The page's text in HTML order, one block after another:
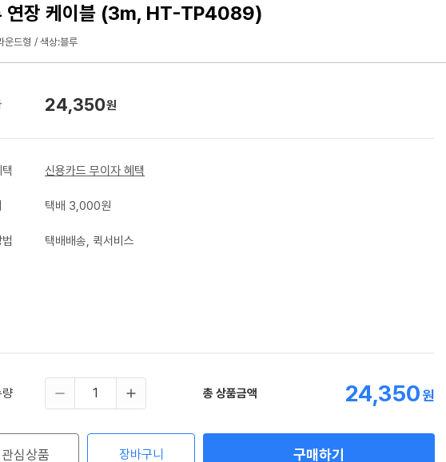
연장 케이블 (3m, HT-TP4089)
운드형 색상:블루
24,350원
신용카드 무이자 혜택
택배 3,000원
택배배송, 퀵서비스
량 총 상품금액 24,350원
관심상품 장바구니 구매하기